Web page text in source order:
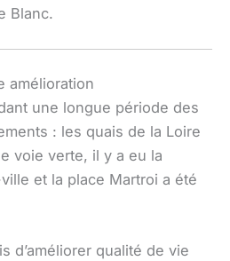
Blanc.
amélioration
une longue période des
: les quais de la Loire
voie verte, il y a eu la
et la place Martroi a été
d’améliorer qualité de vie